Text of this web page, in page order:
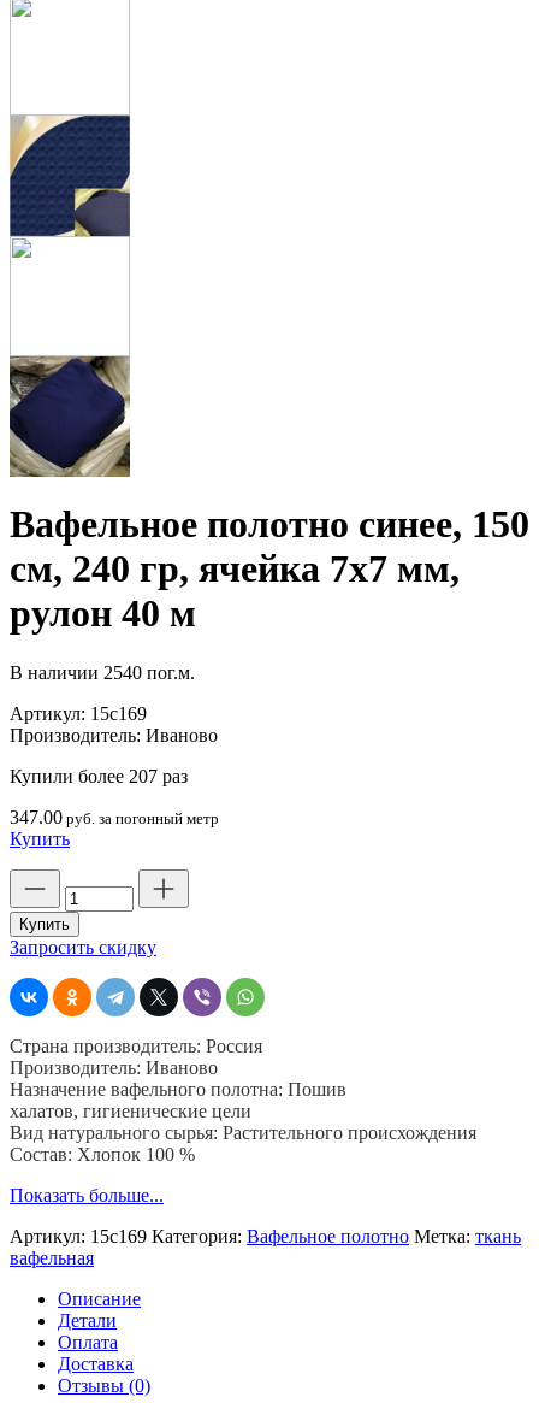
Вафельное полотно синее, 150
см, 240 гр, ячейка 7х7 мм,
рулон 40 м
В наличии 2540 пог.м.
Артикул: 15с169
Производитель: Иваново
Купили более 207 раз
347.00 руб. за погонный метр
Купить
Количество
товара
Вафельное
полотно
150
см,
гр,
ячейка
7х7
мм,
рулон
40
Купить
Запросить скидку
Страна производитель: Россия
Производитель: Иваново
Назначение вафельного полотна: Пошив
халатов, гигиенические цели
Вид натурального сырья: Растительного происхождения
Состав: Хлопок 100 %
Показать больше...
Артикул: 15с169 Категория: Вафельное полотно Метка: ткань
вафельная
Описание
Детали
Оплата
Доставка
Отзывы (0)